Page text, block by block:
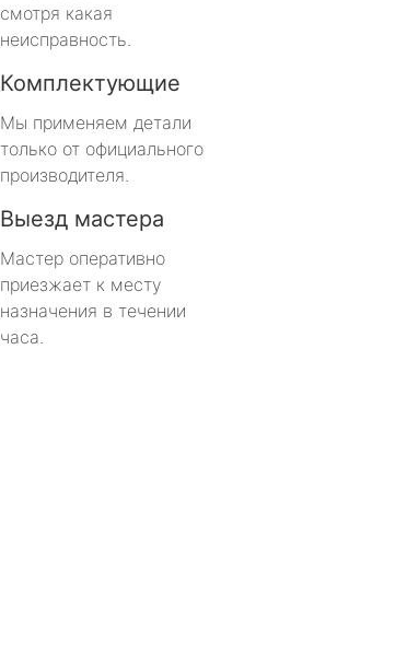
смотря какая
неисправность.
Комплектующие
Мы применяем детали
только от официального
производителя.
Выезд мастера
Мастер оперативно
приезжает к месту
назначения в течении
часа.